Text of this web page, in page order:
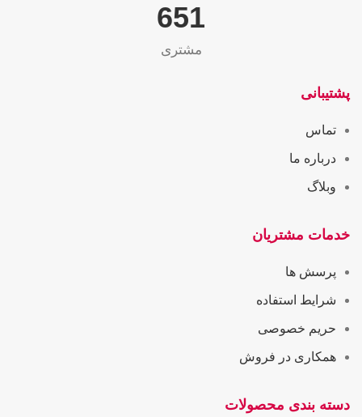
655
مشتری
پشتیبانی
تماس
درباره ما
وبلاگ
خدمات مشتریان
پرسش ها
شرایط استفاده
حریم خصوصی
همکاری در فروش
دسته بندی محصولات